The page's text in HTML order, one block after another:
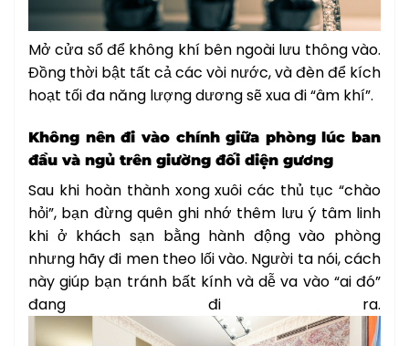
Mở cửa sổ để không khí bên ngoài lưu thông vào.
Đồng thời bật tất cả các vòi nước, và đèn để kích
hoạt tối đa năng lượng dương sẽ xua đi “âm khí”.
Không nên đi vào chính giữa phòng lúc ban
đầu và ngủ trên giường đối diện gương
Sau khi hoàn thành xong xuôi các thủ tục “chào
hỏi”, bạn đừng quên ghi nhớ thêm lưu ý tâm linh
khi ở khách sạn bằng hành động vào phòng
nhưng hãy đi men theo lối vào. Người ta nói, cách
này giúp bạn tránh bất kính và dễ va vào “ai đó”
đang đi ra.